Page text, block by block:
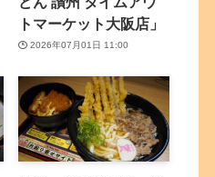
トマーケット大阪店」
2026年07月01日 11:00